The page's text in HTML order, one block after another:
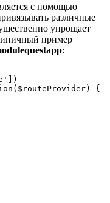
с помощью
различные
упрощает
пример
:
{